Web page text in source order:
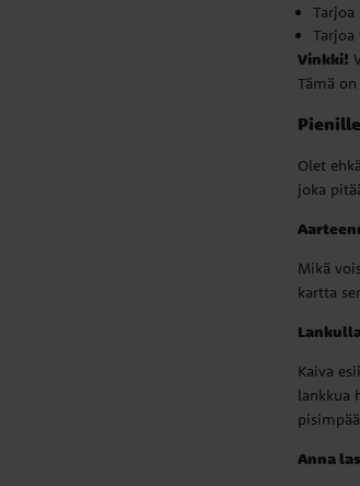
Vinkki!
Tämä
Olet
joka
Mikä
kartta
Kaiva
lankkua
Anna